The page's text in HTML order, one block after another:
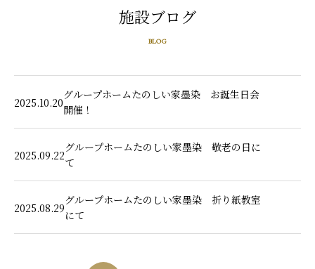
施設ブログ
BLOG
2025.10.20
グループホームたのしい家墨染 お誕生日会
開催！
2025.09.22
グループホームたのしい家墨染 敬老の日に
て
2025.08.29
グループホームたのしい家墨染 折り紙教室
にて